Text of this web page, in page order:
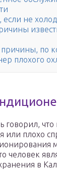
если не
по
плохого
что
или плохо
человек
в